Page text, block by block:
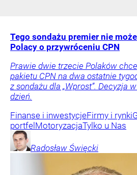
Tego sondażu premier nie
Polacy o przywróceniu CPN
Prawie dwie trzecie Polaków
pakietu CPN na dwa ostatnie
z sondażu dla „Wprost”. Decyzja
dzień.
Finanse i inwestycjeFirmy i rynki
portfel MotoryzacjaTylko u Nas
Radosław Święcki